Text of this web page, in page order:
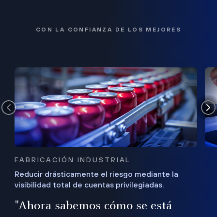
CON LA CONFIANZA DE LOS MEJORES
FABRICACIÓN INDUSTRIAL
Reducir drásticamente el riesgo mediante la
visibilidad total de cuentas privilegiadas.
"Ahora sabemos cómo se está